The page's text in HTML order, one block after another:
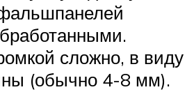
сложно, в виду
(обычно 4-8 мм).